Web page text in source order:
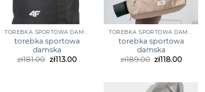
TOREBKA SPORTOWA DAMSKA
torebka sportowa
damska
zł181.00 zł113.00
TOREBKA SPORTOWA DAMSKA
torebka sportowa
damska
zł189.00 zł118.00